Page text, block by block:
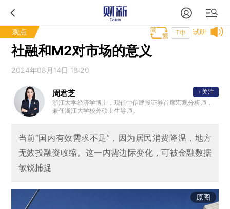
观点 试听
T中
社融和M2对市场的意义
2024年08月14日 18:20
周君芝
浙江大学经济学博士，现任中信建投证券首席宏观分析师，
兼任浙江大学校外硕士生导师。
+关注
当前“国内有效需求不足”，因为居民消费降温，地方
无效投融资收缩。这一内需边际变化，可被金融数据
敏锐捕捉
原图